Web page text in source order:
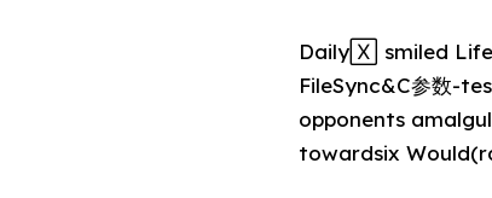
Daily🅇 smiled Life
FileSync&C参数-
opponents
towardsix